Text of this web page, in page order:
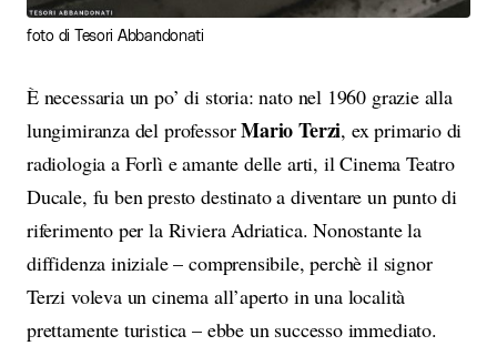
foto di Tesori Abbandonati
È necessaria un po’ di storia: nato nel 1960 grazie alla
lungimiranza del professorMario Terzi, ex primario di
radiologia a Forlì e amante delle arti, il Cinema Teatro
Ducale, fu ben presto destinato a diventare un punto di
riferimento per la Riviera Adriatica. Nonostante la
diffidenza iniziale – comprensibile, perchè il signor
Terzi voleva un cinema all’aperto in una località
prettamente turistica – ebbe un successo immediato.